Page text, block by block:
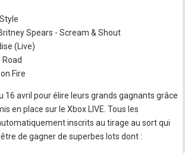
Spears - Scream & Shout
(Live)
Road
Fire
16 avril pour élire leurs grands gagnants grâce
en place sur le Xbox LIVE. Tous les
inscrits au tirage au sort qui
de gagner de superbes lots dont :